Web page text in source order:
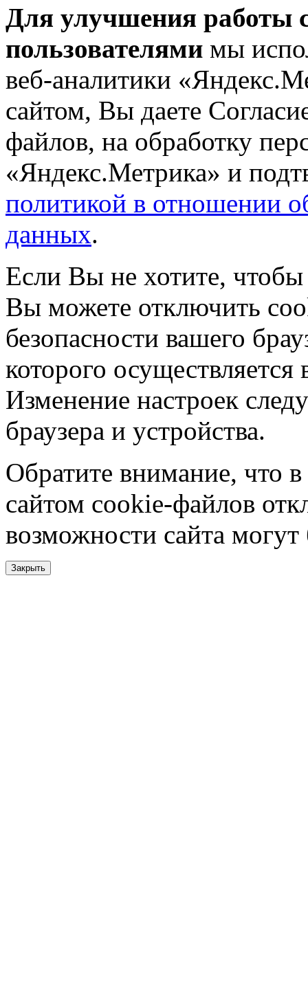
Для улучшения работы
пользователями мы
веб-аналитики
сайтом, Вы даете
файлов, на обработку
«Яндекс.Метрика» и
политикой в отношении
данных.
Если Вы не хотите,
Вы можете отключить
безопасности вашего
которого
Изменение настроек
браузера и устройства.
Обратите внимание, что в
сайтом cookie-файлов
возможности сайта
Закрыть